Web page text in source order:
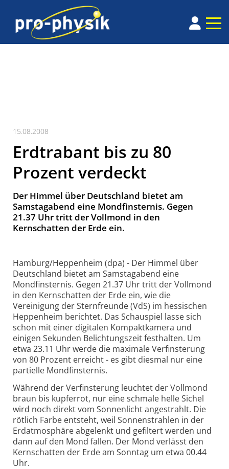
15.08.2008
Erdtrabant bis zu 80
Prozent verdeckt
Der Himmel über Deutschland bietet am
Samstagabend eine Mondfinsternis. Gegen
21.37 Uhr tritt der Vollmond in den
Kernschatten der Erde ein.
Hamburg/Heppenheim (dpa) - Der Himmel über
Deutschland bietet am Samstagabend eine
Mondfinsternis. Gegen 21.37 Uhr tritt der Vollmond
in den Kernschatten der Erde ein, wie die
Vereinigung der Sternfreunde (VdS) im hessischen
Heppenheim berichtet. Das Schauspiel lasse sich
schon mit einer digitalen Kompaktkamera und
einigen Sekunden Belichtungszeit festhalten. Um
etwa 23.11 Uhr werde die maximale Verfinsterung
von 80 Prozent erreicht - es gibt diesmal nur eine
partielle Mondfinsternis.
Während der Verfinsterung leuchtet der Vollmond
braun bis kupferrot, nur eine schmale helle Sichel
wird noch direkt vom Sonnenlicht angestrahlt. Die
rötlich Farbe entsteht, weil Sonnenstrahlen in der
Erdatmosphäre abgelenkt und gefiltert werden und
dann auf den Mond fallen. Der Mond verlässt den
Kernschatten der Erde am Sonntag um etwa 00.44
Uhr.